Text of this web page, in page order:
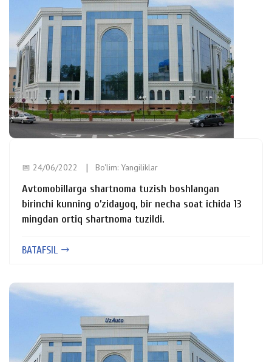
📅 24/06/2022 Bo'lim: Yangiliklar
Avtomobillarga shartnoma tuzish boshlangan
birinchi kunning o’zidayoq, bir necha soat ichida 13
mingdan ortiq shartnoma tuzildi.
BATAFSIL